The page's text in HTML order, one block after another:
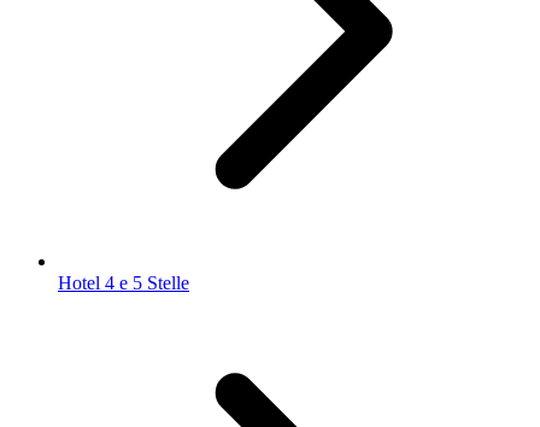
Hotel 4 e 5 Stelle